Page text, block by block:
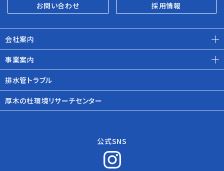
お問い合わせ 採用情報
会社案内
事業案内
排水管トラブル
厚木の杜環境リサーチセンター
公式SNS